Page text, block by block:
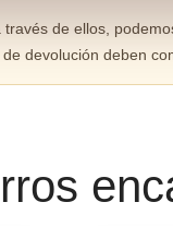
de ellos,
devolución deben